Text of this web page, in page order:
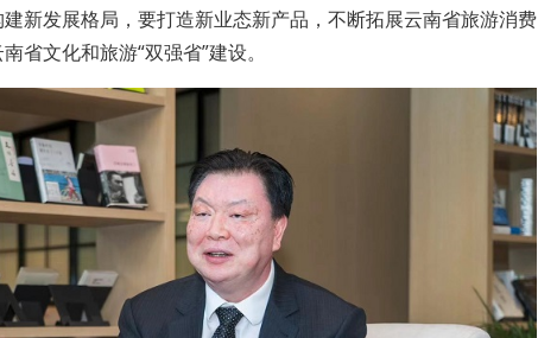
新发展格局，要打造新业态新产品，不断拓展云南省旅游消费
省文化和旅游“双强省”建设。